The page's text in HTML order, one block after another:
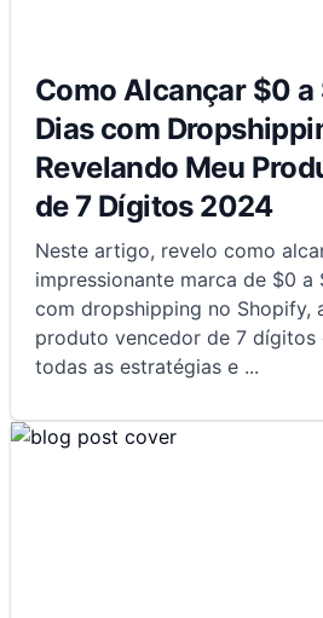
Como Alcançar $0 a
Dias com
Revelando Meu
de 7 Dígitos 2024
Neste artigo, revelo como
impressionante marca de $0 a
com dropshipping no Shopify,
produto vencedor de 7 dígitos
todas as estratégias e ...